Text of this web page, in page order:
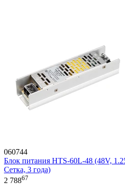
060744
Блок питания HTS-60L-48 (48V,
Сетка, 3 года)
2 78867